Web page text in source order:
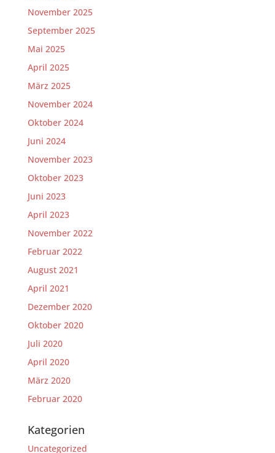
November 2025
September 2025
Mai 2025
April 2025
März 2025
November 2024
Oktober 2024
Juni 2024
November 2023
Oktober 2023
Juni 2023
April 2023
November 2022
Februar 2022
August 2021
April 2021
Dezember 2020
Oktober 2020
Juli 2020
April 2020
März 2020
Februar 2020
Kategorien
Uncategorized